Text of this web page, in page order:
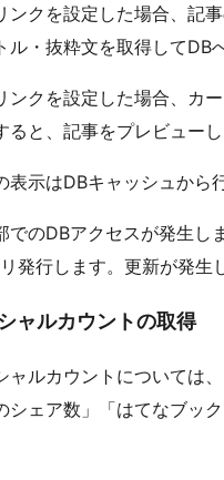
ンクを設定した場合、記
ル・抜粋文を取得してDB
ンクを設定した場合、カ
ると、記事をプレビュー
表示はDBキャッシュから
でのDBアクセスが発生
発行します。更新が発生
ャルカウントの取得
ャルカウントについては
シェア数」「はてなブッ